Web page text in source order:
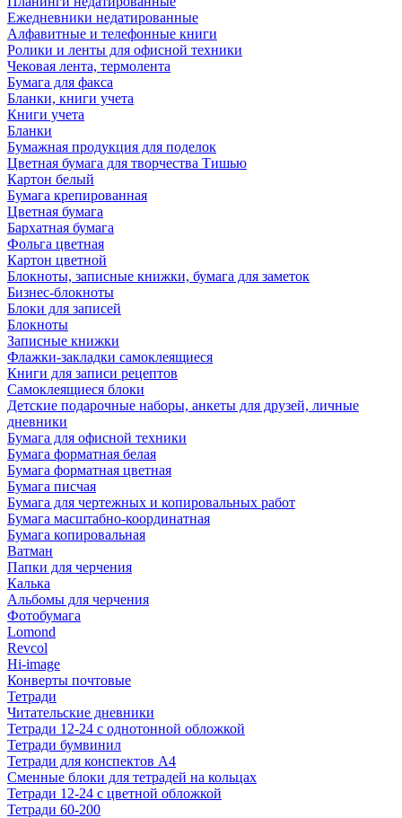
Ежедневники недатированные
Алфавитные и телефонные книги
Ролики и ленты для офисной техники
Чековая лента, термолента
Бумага для факса
Бланки, книги учета
Книги учета
Бланки
Бумажная продукция для поделок
Цветная бумага для творчества Тишью
Картон белый
Бумага крепированная
Цветная бумага
Бархатная бумага
Фольга цветная
Картон цветной
Блокноты, записные книжки, бумага для заметок
Бизнес-блокноты
Блоки для записей
Блокноты
Записные книжки
Флажки-закладки самоклеящиеся
Книги для записи рецептов
Самоклеящиеся блоки
Детские подарочные наборы, анкеты для друзей, личные
дневники
Бумага для офисной техники
Бумага форматная белая
Бумага форматная цветная
Бумага писчая
Бумага для чертежных и копировальных работ
Бумага масштабно-координатная
Бумага копировальная
Ватман
Папки для черчения
Калька
Альбомы для черчения
Фотобумага
Lomond
Revcol
Hi-image
Конверты почтовые
Тетради
Читательские дневники
Тетради 12-24 с однотонной обложкой
Тетради бумвинил
Тетради для конспектов А4
Сменные блоки для тетрадей на кольцах
Тетради 12-24 с цветной обложкой
Тетради 60-200